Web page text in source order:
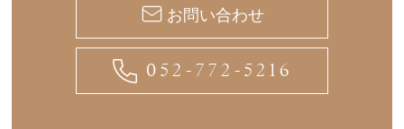
お問い合わせ
052-772-5216